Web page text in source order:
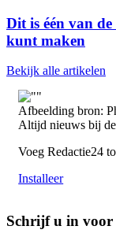
Dit is één van
kunt maken
Bekijk alle artikelen
Afbeelding bron:
Altijd nieuws bij
Voeg Redactie24
Installeer
Schrijf u in voor